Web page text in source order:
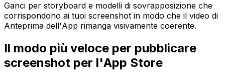
Ganci per storyboard e modelli di sovrapposizione che
corrispondono ai tuoi screenshot in modo che il video di
Anteprima dell'App rimanga visivamente coerente.
Il modo più veloce per pubblicare
screenshot per l'App Store